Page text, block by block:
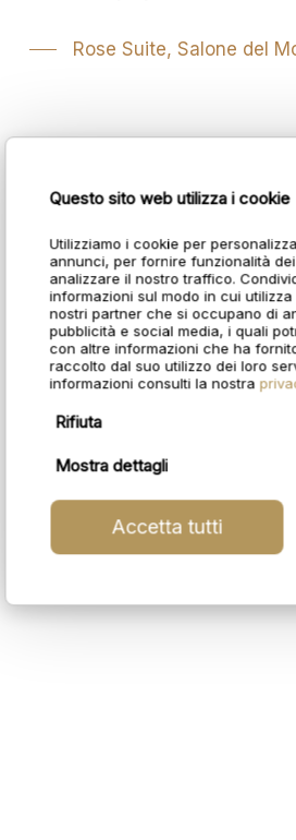
Questo sito web utilizza i cookie
Utilizziamo i cookie per
annunci, per fornire funzionalità
analizzare il nostro traffico.
informazioni sul modo in cui
nostri partner che si occupano di
pubblicità e social media, i quali
con altre informazioni che ha
raccolto dal suo utilizzo dei loro
informazioni consulti la nostra
Rifiuta
Mostra dettagli
Accetta tutti
Rose Suite, Salone del